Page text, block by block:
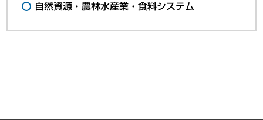
自然資源・農林水産業・食料システム